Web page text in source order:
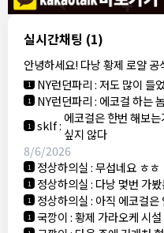
실시간채팅 (1)
안녕하세요! 다낭 황제 로얄 공
결혼안해:ㄹㅇ 팩트 ㅋㅋ
8/5/2026
NY런던파리 :다낭 에코걸
1 3군:에코걸 좀 조심 하는게
1 NY런던파리:저도 많이 들
1 NY런던파리: 에코걸 하는
1 sklf: 에코걸은 한번 해보
싶지 않다
8/6/2026
1 정상하의실:무섭네요 ㅎㅎ
1 정상하의실: 다낭 몇번 가
1 정상하의실: 아직 에코걸은
1 국깡이:황제 가라오케 시